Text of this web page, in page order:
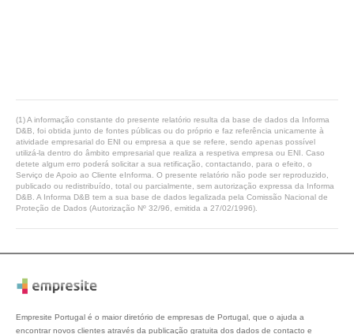
(1) A informação constante do presente relatório resulta da base de dados da Informa
D&B, foi obtida junto de fontes públicas ou do próprio e faz referência unicamente à
atividade empresarial do ENI ou empresa a que se refere, sendo apenas possível
utilizá-la dentro do âmbito empresarial que realiza a respetiva empresa ou ENI. Caso
detete algum erro poderá solicitar a sua retificação, contactando, para o efeito, o
Serviço de Apoio ao Cliente eInforma. O presente relatório não pode ser reproduzido,
publicado ou redistribuído, total ou parcialmente, sem autorização expressa da Informa
D&B. A Informa D&B tem a sua base de dados legalizada pela Comissão Nacional de
Proteção de Dados (Autorização Nº 32/96, emitida a 27/02/1996).
Empresite Portugal é o maior diretório de empresas de Portugal, que o ajuda a
encontrar novos clientes através da publicação gratuita dos dados de contacto e